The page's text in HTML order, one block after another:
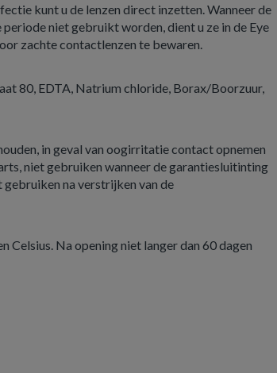
kunt u de lenzen direct inzetten. Wanneer de
periode niet gebruikt worden, dient u ze in de Eye
zachte contactlenzen te bewaren.
80, EDTA, Natrium chloride, Borax/Boorzuur,
in geval van oogirritatie contact opnemen
niet gebruiken wanneer de garantiesluitinting
na verstrijken van de
Celsius. Na opening niet langer dan 60 dagen